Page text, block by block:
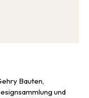
Bauten,
und